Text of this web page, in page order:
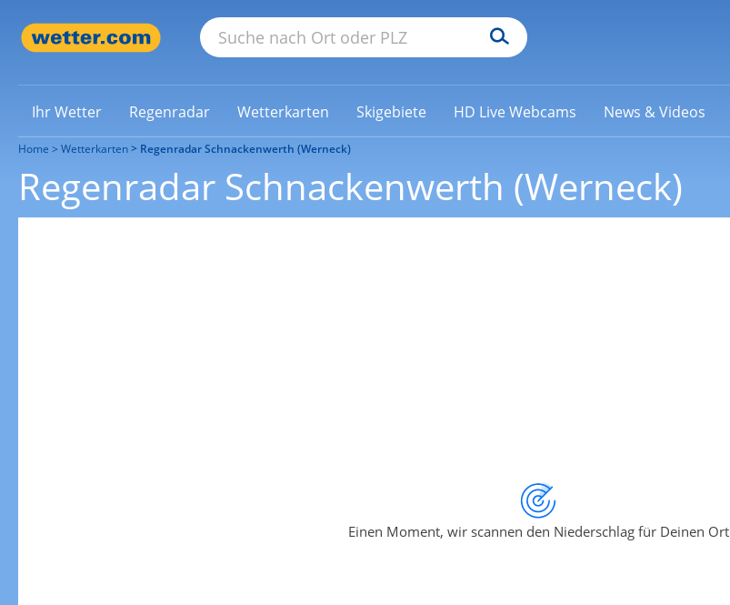
Ihr Wetter Regenradar Wetterkarten Skigebiete HD Live Webcams News & Videos
Home Wetterkarten Regenradar Schnackenwerth (Werneck)
Regenradar Schnackenwerth (Werneck)
Einen Moment, wir scannen den Niederschlag für Deinen Ort